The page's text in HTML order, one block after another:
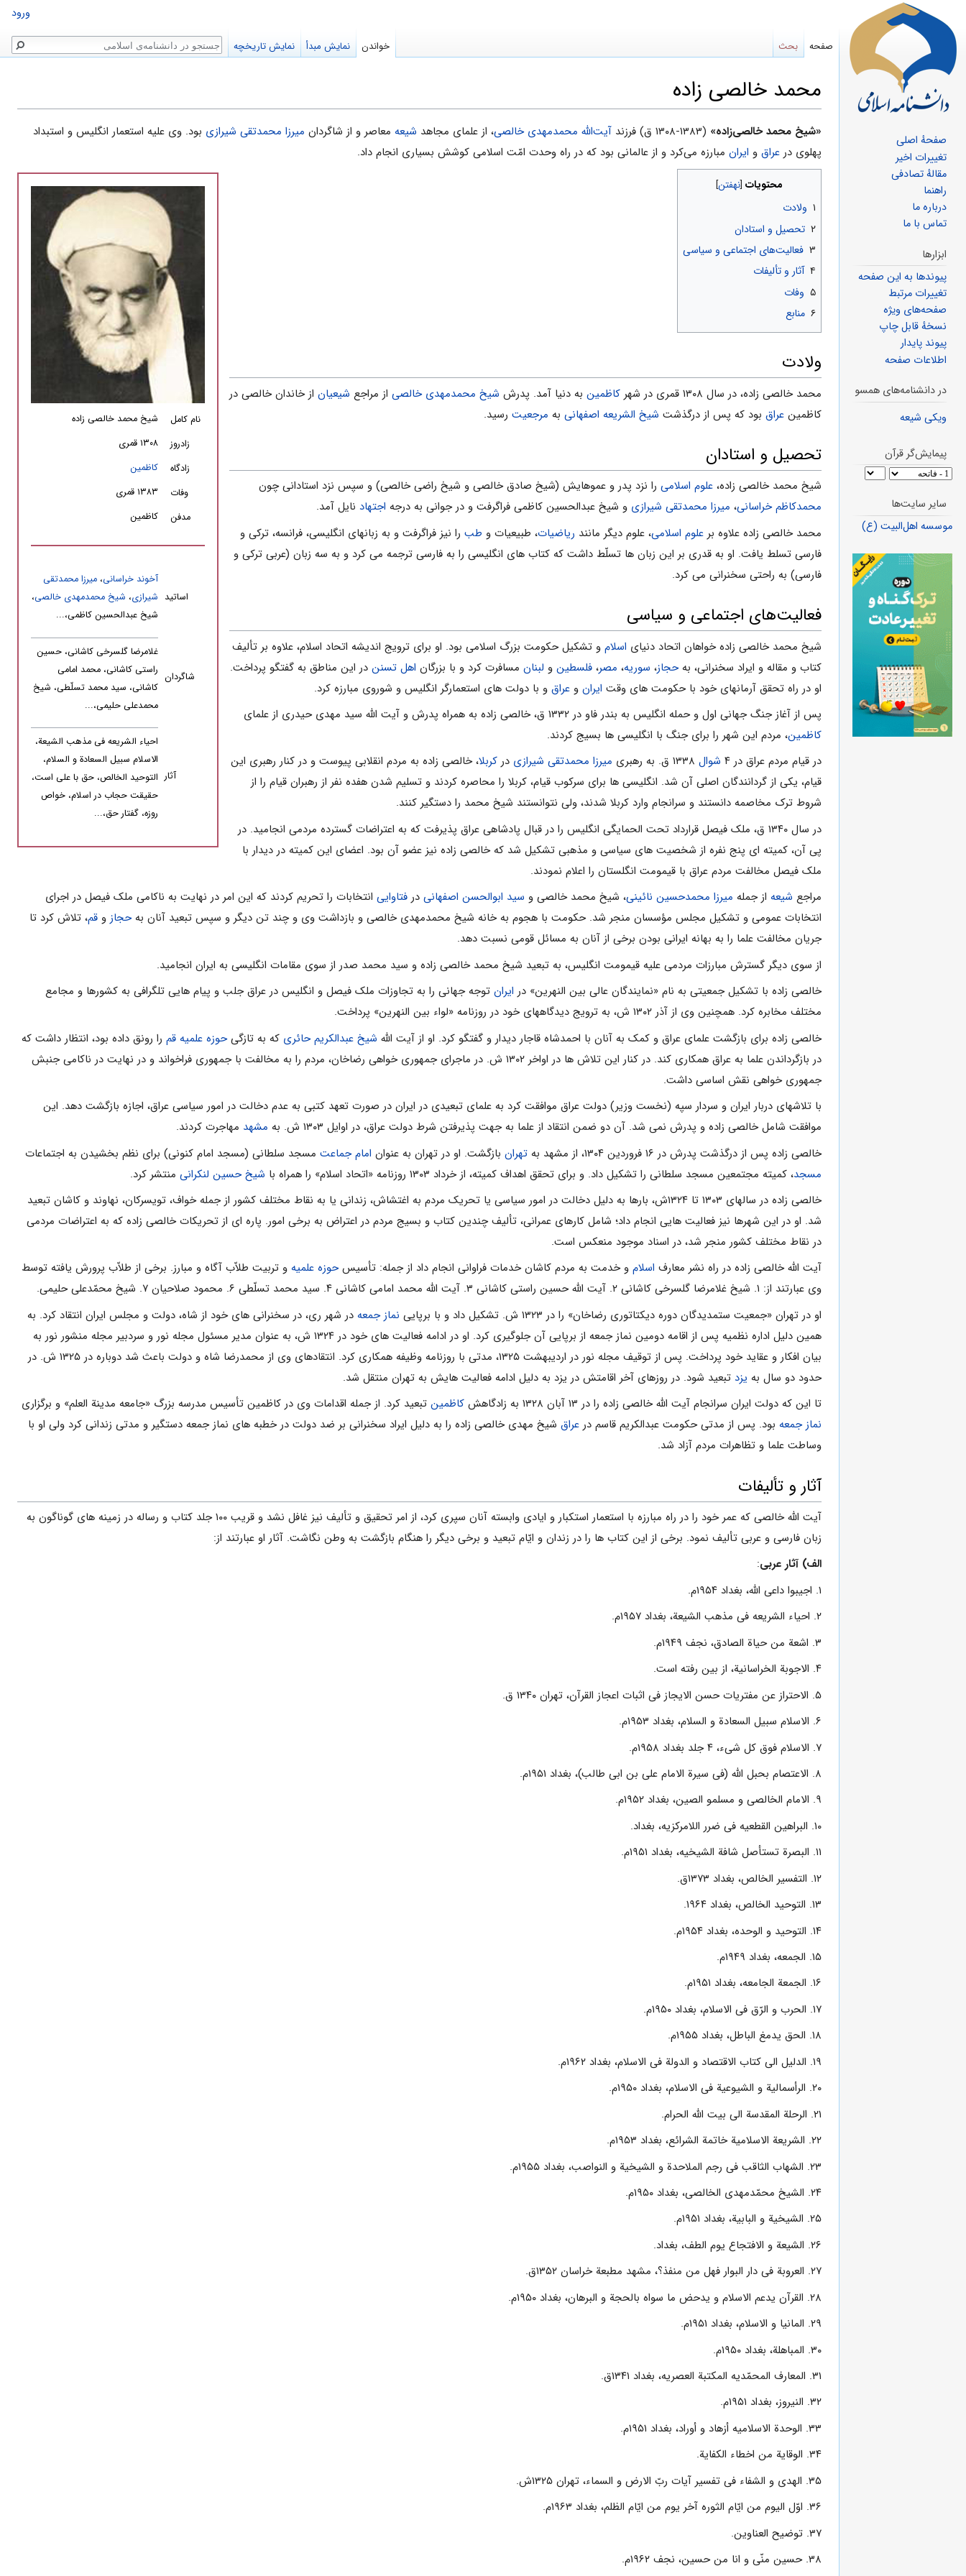
محمد خالصی زاده
پرش
به
ناوبری
پرش
به
جستجو
«شیخ محمد خالصى‌زاده» (۱۳۸۳-۱۳۰۸ ق) فرزند آیت‌الله محمدمهدى خالصى، از علماى مجاهد شیعه معاصر و از شاگردان میرزا محمدتقى شیرازى بود. وی علیه استعمار انگلیس و استبداد
پهلوی در عراق و ایران مبارزه می‌کرد و از عالمانى بود که در راه وحدت امّت اسلامى کوشش بسیارى انجام داد.
نام کامل
شیخ محمد خالصی زاده
زادروز
۱۳۰۸ قمری
زادگاه
کاظمین
وفات
۱۳۸۳ قمری
مدفن
کاظمین
اساتید
آخوند خراسانی، میرزا محمدتقی
شیرازی، شیخ محمدمهدى خالصى،
شیخ عبدالحسین کاظمى،...
شاگردان
غلامرضا گلسرخى کاشانى، حسین
راستى کاشانى، محمد امامى
کاشانى، سید محمد تسلّطى، شیخ
محمدعلى حلیمى،...
آثار
احیاء الشریعه فى مذهب الشیعة،
الاسلام سبیل السعادة و السلام،
التوحید الخالص، حق با على است،
حقیقت حجاب در اسلام، خواص
روزه، گفتار حق،...
محتویات
۱ ولادت
۲ تحصیل و استادان
۳ فعالیت‌های اجتماعی و سیاسی
۴ آثار و تألیفات
۵ وفات
۶ منابع
ولادت
محمد خالصى زاده، در سال ۱۳۰۸ قمری در شهر کاظمین به دنیا آمد. پدرش شیخ محمدمهدى خالصى از مراجع شیعیان از خاندان خالصى در
کاظمین عراق بود که پس از درگذشت شیخ الشریعه اصفهانی به مرجعیت رسید.
تحصیل و استادان
شیخ محمد خالصى زاده، علوم اسلامى را نزد پدر و عموهایش (شیخ صادق خالصی و شیخ راضى خالصى) و سپس نزد استادانى چون
محمدکاظم خراسانى، میرزا محمدتقى شیرازى و شیخ عبدالحسین کاظمى فراگرفت و در جوانى به درجه اجتهاد نایل آمد.
محمد خالصى زاده علاوه بر علوم اسلامى، علوم دیگر مانند ریاضیات، طبیعیات و طب را نیز فراگرفت و به زبانهاى انگلیسى، فرانسه، ترکى و
فارسى تسلط یافت. او به قدرى بر این زبان ها تسلّط داشت که کتاب هاى انگلیسى را به فارسى ترجمه مى کرد و به سه زبان (عربى ترکى و
فارسى) به راحتى سخنرانى مى کرد.
فعالیت‌های اجتماعی و سیاسی
شیخ محمد خالصى زاده خواهان اتحاد دنیاى اسلام و تشکیل حکومت بزرگ اسلامى بود. او براى ترویج اندیشه اتحاد اسلام، علاوه بر تألیف
کتاب و مقاله و ایراد سخنرانى، بهحجاز، سوریه، مصر، فلسطین و لبنان مسافرت کرد و با بزرگان اهل تسنن در این مناطق به گفتگو پرداخت.
او در راه تحقق آرمانهاى خود با حکومت هاى وقت ایران و عراق و با دولت هاى استعمارگر انگلیس و شوروى مبارزه کرد.
پس از آغاز جنگ جهانى اول و حمله انگلیس به بندر فاو در ۱۳۳۲ ق، خالصى زاده به همراه پدرش و آیت اللّه سید مهدى حیدرى از علماى
کاظمین، مردم این شهر را براى جنگ با انگلیسی ها بسیج کردند.
در قیام مردم عراق در ۴
شوال میرزا محمدتقى شیرازى در کربلا، خالصى زاده به مردم انقلابى پیوست و در کنار رهبرى این
قیام، یکى از گردانندگان اصلى آن شد. انگلیسی ها براى سرکوب قیام، کربلا را محاصره کردند و تسلیم شدن هفده نفر از رهبران قیام را از
شروط ترک مخاصمه دانستند و سرانجام وارد کربلا شدند، ولى نتوانستند شیخ محمد را دستگیر کنند.
در سال ۱۳۴۰ ق، ملک فیصل قرارداد تحت الحمایگى انگلیس را در قبال پادشاهى عراق پذیرفت که به اعتراضات گسترده مردمى انجامید. در
پى آن، کمیته اى پنج نفره از شخصیت هاى سیاسى و مذهبى تشکیل شد که خالصى زاده نیز عضو آن بود. اعضاى این کمیته در دیدار با
ملک فیصل مخالفت مردم عراق با قیمومت انگلستان را اعلام نمودند.
مراجع شیعه از جمله میرزا محمدحسین نائینى، شیخ محمد خالصى و سید ابوالحسن اصفهانى در فتاوایى انتخابات را تحریم کردند که این امر در نهایت به ناکامى ملک فیصل در اجراى
انتخابات عمومى و تشکیل مجلس مؤسسان منجر شد. حکومت با هجوم به خانه شیخ محمدمهدى خالصى و بازداشت وى و چند تن دیگر و سپس تبعید آنان بهحجاز و قم، تلاش کرد تا
جریان مخالفت علما را به بهانه ایرانى بودن برخى از آنان به مسائل قومى نسبت دهد.
از سوى دیگر گسترش مبارزات مردمى علیه قیمومت انگلیس، به تبعید شیخ محمد خالصى زاده و سید محمد صدر از سوى مقامات انگلیسى به ایران انجامید.
خالصى زاده با تشکیل جمعیتى به نام «نمایندگان عالى بین النهرین» در ایران توجه جهانى را به تجاوزات ملک فیصل و انگلیس در عراق جلب و پیام هایى تلگرافى به کشورها و مجامع
مختلف مخابره کرد. همچنین وى از آذر ۱۳۰۲ ش، به ترویج دیدگاههاى خود در روزنامه «لواء بین النهرین» پرداخت.
خالصى زاده براى بازگشت علماى عراق و کمک به آنان با احمدشاه قاجار دیدار و گفتگو کرد. او از آیت اللّه شیخ عبدالکریم حائرى که به تازگىحوزه علمیه قم را رونق داده بود، انتظار داشت که
در بازگرداندن علما به عراق همکارى کند. در کنار این تلاش ها در اواخر ۱۳۰۲ ش. در ماجراى جمهورى خواهى رضاخان، مردم را به مخالفت با جمهورى فراخواند و در نهایت در ناکامى جنبش
جمهورى خواهى نقش اساسى داشت.
با تلاشهاى دربار ایران و سردار سپه (نخست وزیر) دولت عراق موافقت کرد به علماى تبعیدى در ایران در صورت تعهد کتبى به عدم دخالت در امور سیاسى عراق، اجازه بازگشت دهد. این
موافقت شامل خالصى زاده و پدرش نمى شد. آن دو ضمن انتقاد از علما به جهت پذیرفتن شرط دولت عراق، در اوایل ۱۳۰۳ ش. به
مشهد مهاجرت کردند.
خالصى زاده پس از درگذشت پدرش در ۱۶ فروردین ۱۳۰۴، از مشهد به
تهران بازگشت. او در تهران به عنوان امام جماعت مسجد سلطانى (مسجد امام کنونى) براى نظم بخشیدن به اجتماعات
مسجد، کمیته مجتمعین مسجد سلطانى را تشکیل داد. و براى تحقق اهداف کمیته، از خرداد ۱۳۰۳ روزنامه «اتحاد اسلام» را همراه با شیخ حسین لنکرانى منتشر کرد.
خالصى زاده در سالهاى ۱۳۰۳ تا ۱۳۲۴ش، بارها به دلیل دخالت در امور سیاسى یا تحریک مردم به اغتشاش، زندانى یا به نقاط مختلف کشور از جمله خواف، تویسرکان، نهاوند و کاشان تبعید
شد. او در این شهرها نیز فعالیت هایى انجام داد؛ شامل کارهاى عمرانى، تألیف چندین کتاب و بسیج مردم در اعتراض به برخى امور. پاره اى از تحریکات خالصى زاده که به اعتراضات مردمى
در نقاط مختلف کشور منجر شد، در اسناد موجود منعکس است.
آیت الله خالصى زاده در راه نشر معارف اسلام و خدمت به مردم کاشان خدمات فراوانى انجام داد از جمله: تأسیسحوزه علمیه و تربیت طلاّب آگاه و مبارز. برخى از طلاّب پرورش یافته توسط
وى عبارتند از: ۱. شیخ غلامرضا گلسرخى کاشانى ۲. آیت الله حسین راستى کاشانى ۳. آیت الله محمد امامى کاشانى ۴. سید محمد تسلّطى ۶. محمود صلاحیان ۷. شیخ محمّدعلى حلیمى.
او در تهران «جمعیت ستمدیدگان دوره دیکتاتورى رضاخان» را در ۱۳۲۳ ش. تشکیل داد و با برپایى
نماز جمعه در شهر رى، در سخنرانی هاى خود از شاه، دولت و مجلس ایران انتقاد کرد. به
همین دلیل اداره نظمیه پس از اقامه دومین نماز جمعه از برپایى آن جلوگیرى کرد. او در ادامه فعالیت هاى خود در ۱۳۲۴ ش، به عنوان مدیر مسئول مجله نور و سردبیر مجله منشور نور به
بیان افکار و عقاید خود پرداخت. پس از توقیف مجله نور در اردیبهشت ۱۳۲۵، مدتى با روزنامه وظیفه همکارى کرد. انتقادهاى وى از محمدرضا شاه و دولت باعث شد دوباره در ۱۳۲۵ ش. در
حدود دو سال به یزد تبعید شود. در روزهاى آخر اقامتش در یزد به دلیل ادامه فعالیت هایش به تهران منتقل شد.
تا این که دولت ایران سرانجام آیت الله خالصى زاده را در ۱۳ آبان ۱۳۲۸ به زادگاهش
کاظمین تبعید کرد. از جمله اقدامات وى در کاظمین تأسیس مدرسه بزرگ «جامعه مدینة العلم» و برگزارى
نماز جمعه بود. پس از مدتی حکومت عبدالکریم قاسم در عراق شیخ مهدی خالصى زاده را به دلیل ایراد سخنرانى بر ضد دولت در خطبه هاى نماز جمعه دستگیر و مدتى زندانى کرد ولى او با
وساطت علما و تظاهرات مردم آزاد شد.
آثار و تألیفات
آیت الله خالصى که عمر خود را در راه مبارزه با استعمار استکبار و ایادى وابسته آنان سپرى کرد، از امر تحقیق و تألیف نیز غافل نشد و قریب ۱۰۰ جلد کتاب و رساله در زمینه هاى گوناگون به
زبان فارسى و عربى تألیف نمود. برخى از این کتاب ها را در زندان و ایّام تبعید و برخى دیگر را هنگام بازگشت به وطن نگاشت. آثار او عبارتند از:
الف) آثار عربى:
۱. اجیبوا داعى الله، بغداد ۱۹۵۴م.
۲. احیاء الشریعه فى مذهب الشیعة، بغداد ۱۹۵۷م.
۳. اشعة من حیاة الصادق، نجف ۱۹۴۹م.
۴. الاجوبة الخراسانیة، از بین رفته است.
۵. الاحتراز عن مفتریات حسن الایجاز فى اثبات اعجاز القرآن، تهران ۱۳۴۰ ق.
۶. الاسلام سبیل السعادة و السلام، بغداد ۱۹۵۳م.
۷. الاسلام فوق کل شىء، ۴ جلد بغداد ۱۹۵۸م.
۸. الاعتصام بحبل الله (فى سیرة الامام على بن ابى طالب)، بغداد ۱۹۵۱م.
۹. الامام الخالصى و مسلمو الصین، بغداد ۱۹۵۲م.
۱۰. البراهین القطعیه فى ضرر اللامرکزیه، بغداد.
۱۱. البصرة تستأصل شافة الشیخیه، بغداد ۱۹۵۱م.
۱۲. التفسیر الخالص، بغداد ۱۳۷۳ق.
۱۳. التوحید الخالص، بغداد ۱۹۶۴.
۱۴. التوحید و الوحده، بغداد ۱۹۵۴م.
۱۵. الجمعه، بغداد ۱۹۴۹م.
۱۶. الجمعة الجامعه، بغداد ۱۹۵۱م.
۱۷. الحرب و الرّق فى الاسلام، بغداد ۱۹۵۰م.
۱۸. الحق یدمغ الباطل، بغداد ۱۹۵۵م.
۱۹. الدلیل الى کتاب الاقتصاد و الدولة فى الاسلام، بغداد ۱۹۶۲م.
۲۰. الرأسمالیة و الشیوعیة فى الاسلام، بغداد ۱۹۵۰م.
۲۱. الرحلة المقدسة الى بیت الله الحرام.
۲۲. الشریعة الاسلامیة خاتمة الشرائع، بغداد ۱۹۵۳م.
۲۳. الشهاب الثاقب فى رجم الملاحدة و الشیخیة و النواصب، بغداد ۱۹۵۵م.
۲۴. الشیخ محمّدمهدى الخالصى، بغداد ۱۹۵۰م.
۲۵. الشیخیة و البابیة، بغداد ۱۹۵۱م.
۲۶. الشیعة و الافتجاع یوم الطف، بغداد.
۲۷. العروبة فى دار البوار فهل من منفذ؟، مشهد مطبعة خراسان ۱۳۵۲ق.
۲۸. القرآن یدعم الاسلام و یدحض ما سواه بالحجة و البرهان، بغداد ۱۹۵۰م.
۲۹. المانیا و الاسلام، بغداد ۱۹۵۱م.
۳۰. المباهلة، بغداد ۱۹۵۰م.
۳۱. المعارف المحمّدیه المکتبة العصریه، بغداد ۱۳۴۱ق.
۳۲. النیروز، بغداد ۱۹۵۱م.
۳۳. الوحدة الاسلامیه أزهاد و أوراد، بغداد ۱۹۵۱م.
۳۴. الوقایة من اخطاء الکفایة.
۳۵. الهدى و الشفاء فى تفسیر آیات ربّ الارض و السماء، تهران ۱۳۲۵ش.
۳۶. اوّل الیوم من ایّام الثوره آخر یوم من ایّام الظلم، بغداد ۱۹۶۳م.
۳۷. توضیح العناوین.
۳۸. حسین منّى و انا من حسین، نجف ۱۹۶۲م.
ورود
صفحه بحث خواندن نمایش مبدأ نمایش تاریخچه جستجو
صفحهٔ اصلی
تغییرات اخیر
مقالهٔ تصادفی
راهنما
درباره ما
تماس با ما
ابزارها
پیوندها به این صفحه
تغییرات مرتبط
صفحه‌های ویژه
نسخهٔ قابل چاپ
پیوند پایدار
اطلاعات صفحه
در دانشنامه‌های همسو
ویکی شیعه
پیمایش‌گر قرآن
سایر سایت‌ها
موسسه اهل‌البیت (ع)